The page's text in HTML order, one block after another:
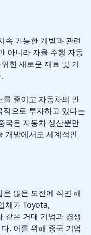
속 가능한 개발과 관련
아니라 자율 주행 자동
한 새로운 재료 및 기
줄이고 자동차의 안
으로 투자하고 있다는
국은 자동차 생산뿐만
개발에서도 세계적인
많은 도전에 직면 해
체가 Toyota,
은 거대 기업과 경쟁
. 이를 위해 중국 기업